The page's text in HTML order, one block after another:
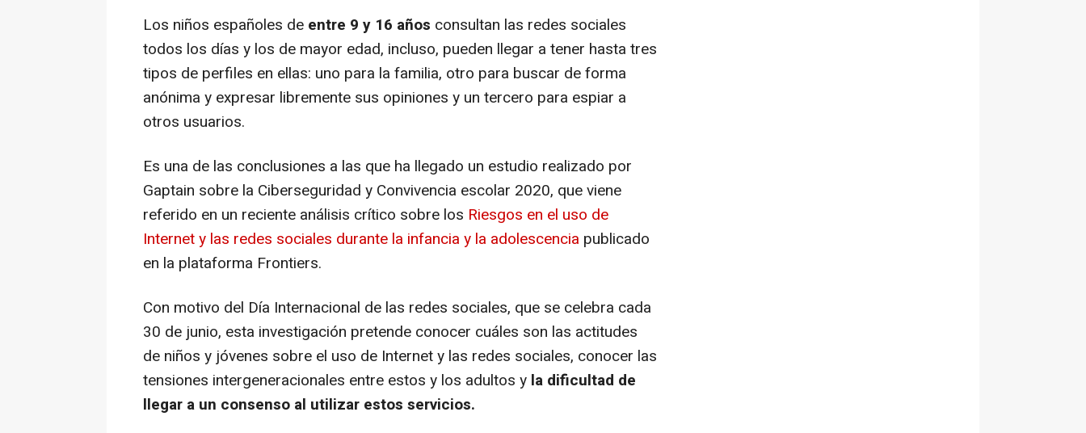
Los niños españoles de entre 9 y 16 años consultan las redes sociales
todos los días y los de mayor edad, incluso, pueden llegar a tener hasta tres
tipos de perfiles en ellas: uno para la familia, otro para buscar de forma
anónima y expresar libremente sus opiniones y un tercero para espiar a
otros usuarios.
Es una de las conclusiones a las que ha llegado un estudio realizado por
Gaptain sobre la Ciberseguridad y Convivencia escolar 2020, que viene
referido en un reciente análisis crítico sobre los Riesgos en el uso de
Internet y las redes sociales durante la infancia y la adolescencia publicado
en la plataforma Frontiers.
Con motivo del Día Internacional de las redes sociales, que se celebra cada
30 de junio, esta investigación pretende conocer cuáles son las actitudes
de niños y jóvenes sobre el uso de Internet y las redes sociales, conocer las
tensiones intergeneracionales entre estos y los adultos y la dificultad de
llegar a un consenso al utilizar estos servicios.